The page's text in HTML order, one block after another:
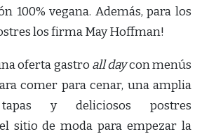
100% vegana. Además, para los
los firma May Hoffman!
oferta gastro all daycon menús
comer para cenar, una amplia
y deliciosos postres
sitio de moda para empezar la